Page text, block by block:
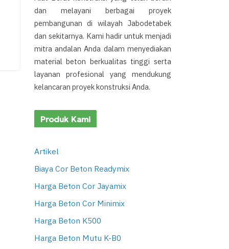
dan melayani berbagai proyek
pembangunan di wilayah Jabodetabek
dan sekitarnya. Kami hadir untuk menjadi
mitra andalan Anda dalam menyediakan
material beton berkualitas tinggi serta
layanan profesional yang mendukung
kelancaran proyek konstruksi Anda.
Produk Kami
Artikel
Biaya Cor Beton Readymix
Harga Beton Cor Jayamix
Harga Beton Cor Minimix
Harga Beton K500
Harga Beton Mutu K-B0